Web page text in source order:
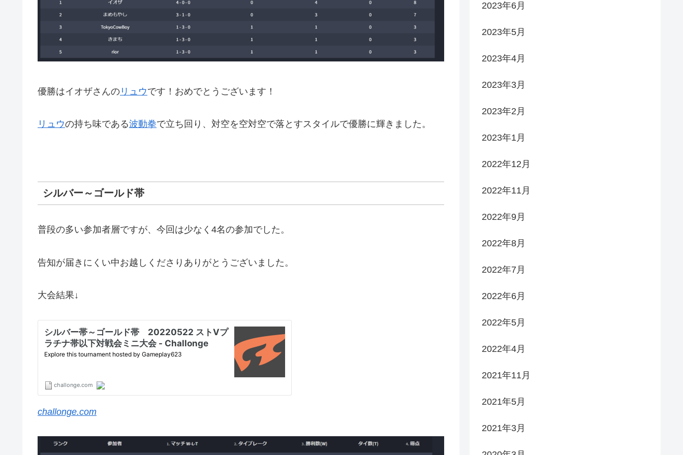
優勝はイオザさんの リュウです！おめでとうございます！
リュウの持ち味である波動拳で立ち回り、対空を空対空で落とすスタイルで優勝に輝きました。
シルバー～ゴールド帯
普段の多い参加者層ですが、今回は少なく4名の参加でした。
告知が届きにくい中お越しくださりありがとうございました。
大会結果↓
challonge.com
2023年6月
2023年5月
2023年4月
2023年3月
2023年2月
2023年1月
2022年12月
2022年11月
2022年9月
2022年8月
2022年7月
2022年6月
2022年5月
2022年4月
2021年11月
2021年5月
2021年3月